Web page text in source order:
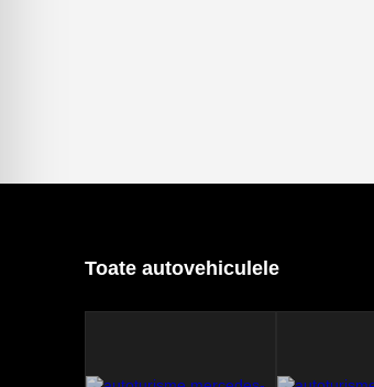
Toate autovehiculele